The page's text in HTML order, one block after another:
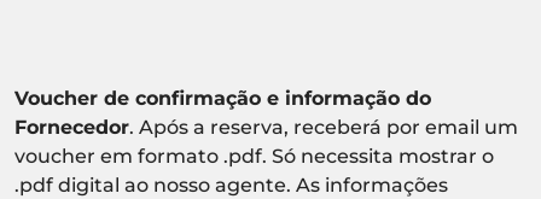
Voucher de confirmação e informação do
Fornecedor. Após a reserva, receberá por email um
voucher em formato .pdf. Só necessita mostrar o
.pdf digital ao nosso agente. As informações